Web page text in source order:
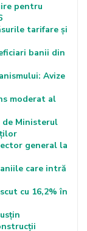
pentru
tarifare și
banii din
Avize
moderat al
de Ministerul
general la
care intră
cu 16,2% în